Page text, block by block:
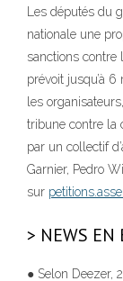
Les députés du
nationale une
sanctions contre
prévoit jusqu’à
les
tribune contre la
par un collectif
Garnier, Pedro
sur
> NEWS EN
● Selon Deezer,